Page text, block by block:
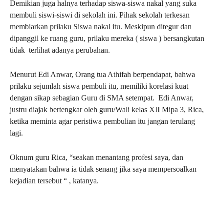
Demikian juga halnya terhadap siswa-siswa nakal yang suka
membuli siswi-siswi di sekolah ini. Pihak sekolah terkesan
membiarkan prilaku Siswa nakal itu. Meskipun ditegur dan
dipanggil ke ruang guru, prilaku mereka ( siswa ) bersangkutan
tidak terlihat adanya perubahan.
Menurut Edi Anwar, Orang tua Athifah berpendapat, bahwa
prilaku sejumlah siswa pembuli itu, memiliki korelasi kuat
dengan sikap sebagian Guru di SMA setempat. Edi Anwar,
justru diajak bertengkar oleh guru/Wali kelas XII Mipa 3, Rica,
ketika meminta agar peristiwa pembulian itu jangan terulang
lagi.
Oknum guru Rica, “seakan menantang profesi saya, dan
menyatakan bahwa ia tidak senang jika saya mempersoalkan
kejadian tersebut “ , katanya.